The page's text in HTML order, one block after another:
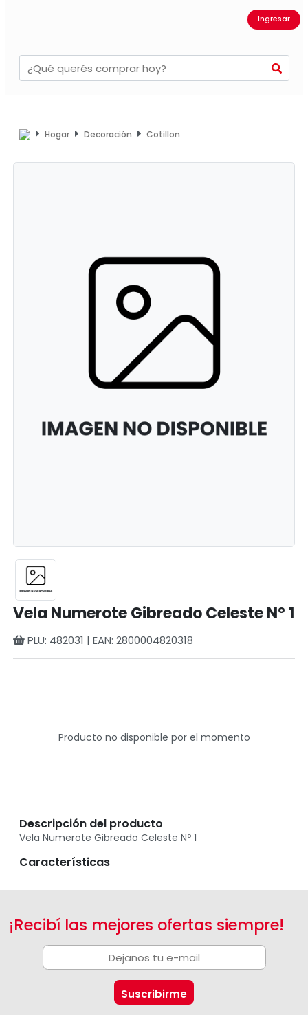
Ingresar
Hogar Decoración Cotillon
Vela Numerote Gibreado Celeste Nº 1
PLU: 482031 | EAN: 2800004820318
Producto no disponible por el momento
Descripción del producto
Vela Numerote Gibreado Celeste Nº 1
Características
¡Recibí las mejores ofertas siempre!